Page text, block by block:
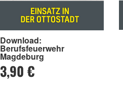
Download:
Berufsfeuerwehr
Magdeburg
3,90 €